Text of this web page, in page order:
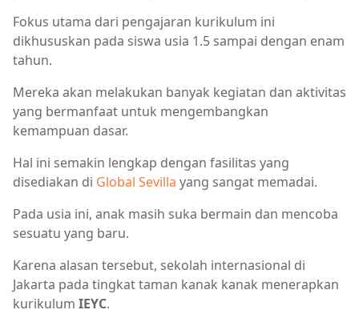
Fokus utama dari pengajaran kurikulum ini
dikhususkan pada siswa usia 1.5 sampai dengan enam
tahun.
Mereka akan melakukan banyak kegiatan dan aktivitas
yang bermanfaat untuk mengembangkan
kemampuan dasar.
Hal ini semakin lengkap dengan fasilitas yang
disediakan di Global Sevilla yang sangat memadai.
Pada usia ini, anak masih suka bermain dan mencoba
sesuatu yang baru.
Karena alasan tersebut, sekolah internasional di
Jakarta pada tingkat taman kanak kanak menerapkan
kurikulum IEYC.